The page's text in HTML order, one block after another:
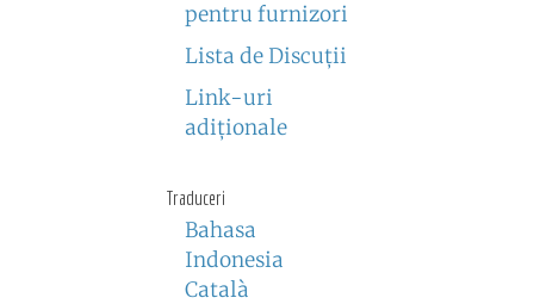
pentru furnizori
Lista de Discuţii
Link-uri
adiţionale
Traduceri
Bahasa
Indonesia
Català